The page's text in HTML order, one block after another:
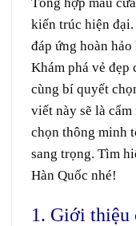
kiến trúc hiện
đáp ứng hoàn
Khám phá vẻ đẹp
cùng bí quyết
viết này sẽ là
chọn thông minh
sang trọng. Tìm
Hàn Quốc nhé!
1. Giới thiệu